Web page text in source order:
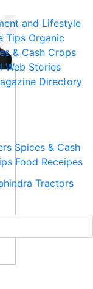
and Lifestyle
Tips Organic
& Cash Crops
Web Stories
Directory
Spices & Cash
Food Receipes